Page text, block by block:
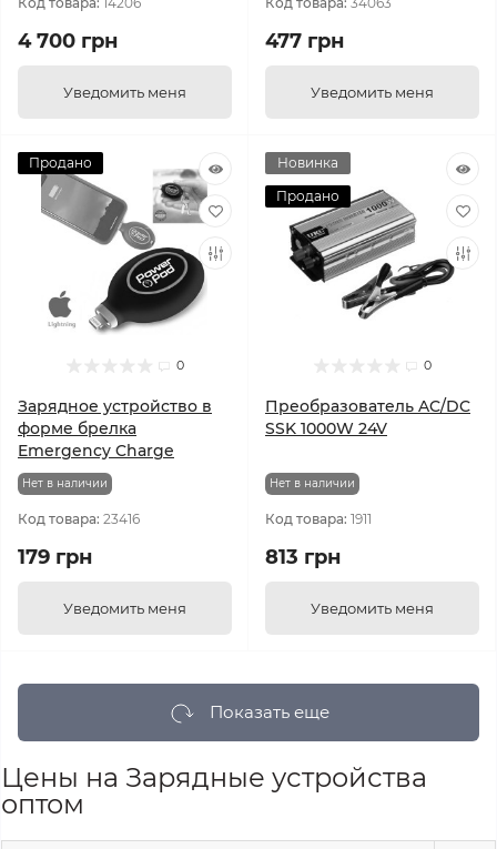
4 700 грн
Уведомить меня
477 грн
Уведомить меня
Продано
0
Зарядное устройство в
форме брелка
Emergency Charge
Нет в наличии
Код товара: 23416
179 грн
Уведомить меня
Новинка
Продано
0
Преобразователь AC/DC
SSK 1000W 24V
Нет в наличии
Код товара: 1911
813 грн
Уведомить меня
Показать еще
Цены на Зарядные устройства
оптом